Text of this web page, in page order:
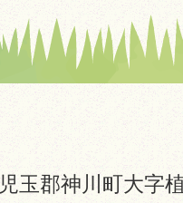
玉郡神川町大字